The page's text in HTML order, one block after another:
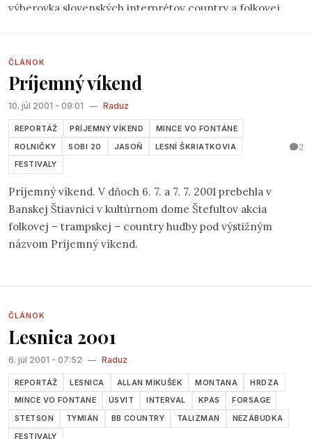
výberovka slovenských interprétov country a folkovej
Čičmany (t. r. bude 4-5. augusta), pretože 10 uvedených
hudobných telies a ich 19 piesní naozaj nepredstavuje
reprezentatívnu vzorku slovenskej country a folkovej
hudby, ale nebudem pokračovať, pretože si tým špiním
vlastné hniezdo. Nakoniec, s vyberaním muzikantov (a
nielen na CD) je to na Slovensku problém asi všade...
ČLÁNOK
Príjemný víkend
10. júl 2001 - 09:01 — Raduz
REPORTÁŽ PRÍJEMNÝ VÍKEND
MINCE VO FONTÁNE
ROLNIČKY
SOBI 20 JASOŇ
LESNÍ ŠKRIATKOVIA
FESTIVALY
2
Príjemný víkend. V dňoch 6. 7. a 7. 7. 2001 prebehla v
Banskej Štiavnici v kultúrnom dome Štefultov akcia
folkovej – trampskej – country hudby pod výstižným
názvom Príjemný víkend.
ČLÁNOK
Lesnica 2001
6. júl 2001 - 07:52 — Raduz
REPORTÁŽ LESNICA ALLAN MIKUŠEK MONTANA
HRDZA
MINCE VO FONTÁNE
ÚSVIT INTERVAL KPAS
FORSAGE
STETSON
TYMIÁN BB COUNTRY TALIZMAN
NEZÁBUDKA
FESTIVALY